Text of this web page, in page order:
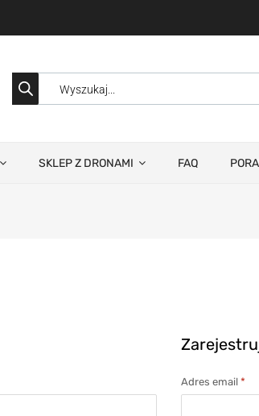
SKLEP Z DRONAMI FAQ
Adres email *